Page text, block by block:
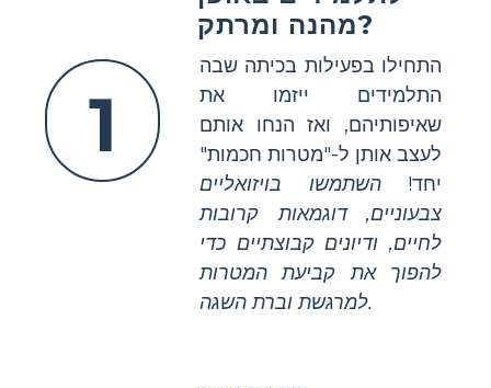
1
מהנה ומרתק?
התחילו בפעילות בכיתה שבה
התלמידים ייזמו את
שאיפותיהם, ואז הנחו אותם
לעצב אותן ל-"מטרות חכמות"
יחד!השתמשו בויזואליים
צבעוניים, דוגמאות קרובות
לחיים, ודיונים קבוצתיים כדי
להפוך את קביעת המטרות
למרגשת וברת השגה.